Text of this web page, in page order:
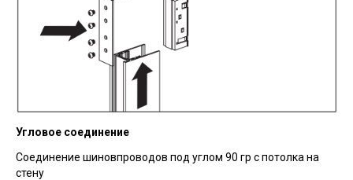
Угловое соединение
Соединение шиновпроводов под углом 90 гр с потолка на
стену